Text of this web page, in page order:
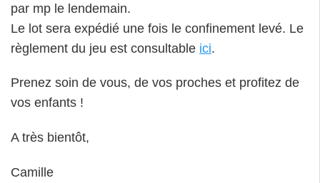
par mp le lendemain.
Le lot sera expédié une fois le confinement levé. Le
règlement du jeu est consultable ici.
Prenez soin de vous, de vos proches et profitez de
vos enfants !
A très bientôt,
Camille